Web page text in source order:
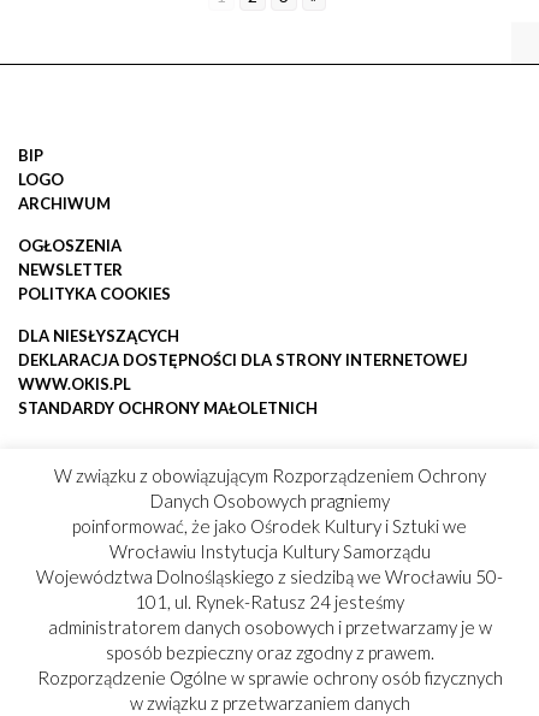
BIP
LOGO
ARCHIWUM
OGŁOSZENIA
NEWSLETTER
POLITYKA COOKIES
DLA NIESŁYSZĄCYCH
DEKLARACJA DOSTĘPNOŚCI DLA STRONY INTERNETOWEJ
WWW.OKIS.PL
STANDARDY OCHRONY MAŁOLETNICH
W związku z obowiązującym Rozporządzeniem Ochrony
Danych Osobowych pragniemy
poinformować, że jako Ośrodek Kultury i Sztuki we
Wrocławiu Instytucja Kultury Samorządu
Województwa Dolnośląskiego z siedzibą we Wrocławiu 50-
101, ul. Rynek-Ratusz 24 jesteśmy
administratorem danych osobowych i przetwarzamy je w
sposób bezpieczny oraz zgodny z prawem.
Rozporządzenie Ogólne w sprawie ochrony osób fizycznych
w związku z przetwarzaniem danych